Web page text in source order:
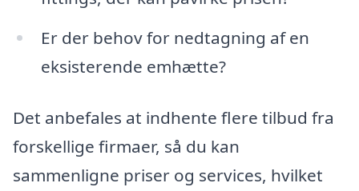
Er der behov for nedtagning af en
eksisterende emhætte?
Det anbefales at indhente flere tilbud fra
forskellige firmaer, så du kan
sammenligne priser og services, hvilket